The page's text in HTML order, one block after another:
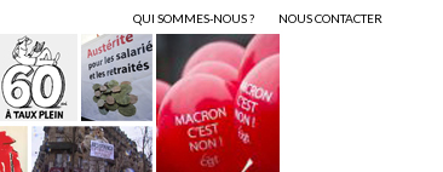
QUI SOMMES-NOUS ? NOUS CONTACTER